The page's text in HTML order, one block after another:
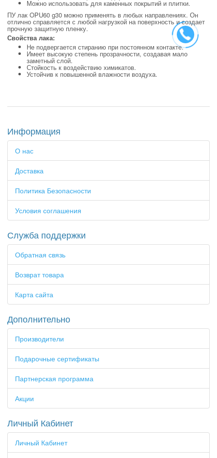
Можно использовать для каменных покрытий и плитки.
ПУ лак OPU60 g30 можно применять в любых направлениях. Он
отлично справляется с любой нагрузкой на поверхность и создает
прочную защитную пленку.
Свойства лака:
Не подвергается стиранию при постоянном контакте.
Имеет высокую степень прозрачности, создавая мало
заметный слой.
Стойкость к воздействию химикатов.
Устойчив к повышенной влажности воздуха.
Информация
О нас
Доставка
Политика Безопасности
Условия соглашения
Служба поддержки
Обратная связь
Возврат товара
Карта сайта
Дополнительно
Производители
Подарочные сертификаты
Партнерская программа
Акции
Личный Кабинет
Личный Кабинет